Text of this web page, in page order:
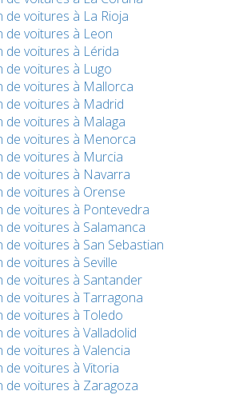
de voitures à La Rioja
de voitures à Leon
de voitures à Lérida
de voitures à Lugo
de voitures à Mallorca
de voitures à Madrid
de voitures à Malaga
de voitures à Menorca
de voitures à Murcia
de voitures à Navarra
de voitures à Orense
de voitures à Pontevedra
de voitures à Salamanca
de voitures à San Sebastian
de voitures à Seville
de voitures à Santander
de voitures à Tarragona
de voitures à Toledo
de voitures à Valladolid
de voitures à Valencia
de voitures à Vitoria
de voitures à Zaragoza